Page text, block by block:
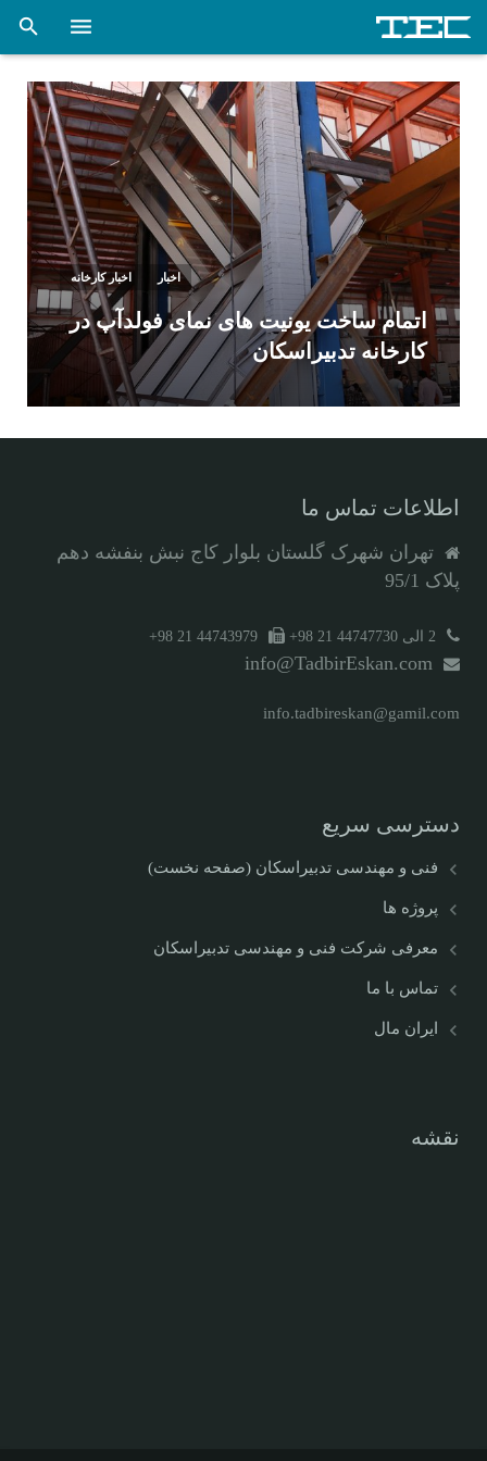
فنی و مهندسی تدبیراسکان (صفحه نخست)
شرکت
خدمات
پروژه ها
اخبار
کتاب و مقالات علمی
کارخانه اسکلت فلزی
اتمام ساخت یونیت های نمای فولدآپ در
کارخانه تدبیراسکان
اخبار اخبار کارخانه
اطلاعات تماس ما
تهران شهرک گلستان بلوار کاج نبش بنفشه دهم
پلاک 95/1
2 الی 44747730 21 98+ 44743979 21 98+
info@TadbirEskan.com
info.tadbireskan@gamil.com
دسترسی سریع
فنی و مهندسی تدبیراسکان (صفحه نخست)
پروژه ها
معرفی شرکت فنی و مهندسی تدبیراسکان
تماس با ما
ایران مال
نقشه